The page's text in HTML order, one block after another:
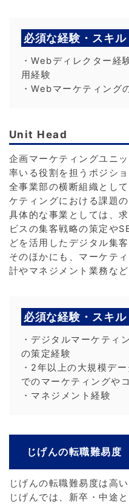
必須な経験・スキル
・Webディレクター経
用経験
・Webマーケティング
Unit Head
企画マーケティングユニ
率いる役割を担うポジショ
全事業部の横断組織とし
ケティングにおける課題
具体的な事業としては、
ビスの集客戦略の策定や
どを活用したデジタル集客
そのほかにも、マーケテ
計やマネジメント業務な
必須な経験・スキル
・デジタルマーケティ
の策定経験
・2年以上の大規模デ
でのマーケティングや
・マネジメント経験
じげんの転職難易度
じげんの転職難易度は高い
じげんでは、新卒・中途